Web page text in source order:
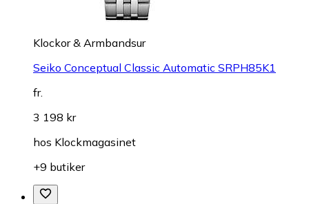
Klockor & Armbandsur
Seiko Conceptual Classic Automatic SRPH85K1
fr.
3 198 kr
hos Klockmagasinet
+9 butiker